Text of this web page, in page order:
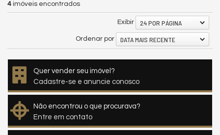
4 imóveis encontrados
Exibir 24 POR PÁGINA
Ordenar por DATA MAIS RECENTE
Quer vender seu imóvel?
Cadastre-se e anuncie conosco
Não encontrou o que procurava?
Entre em contato